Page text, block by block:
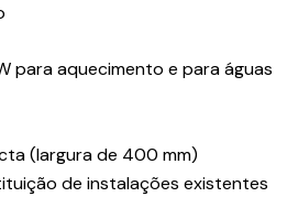
para aquecimento e para águas
(largura de 400 mm)
de instalações existentes